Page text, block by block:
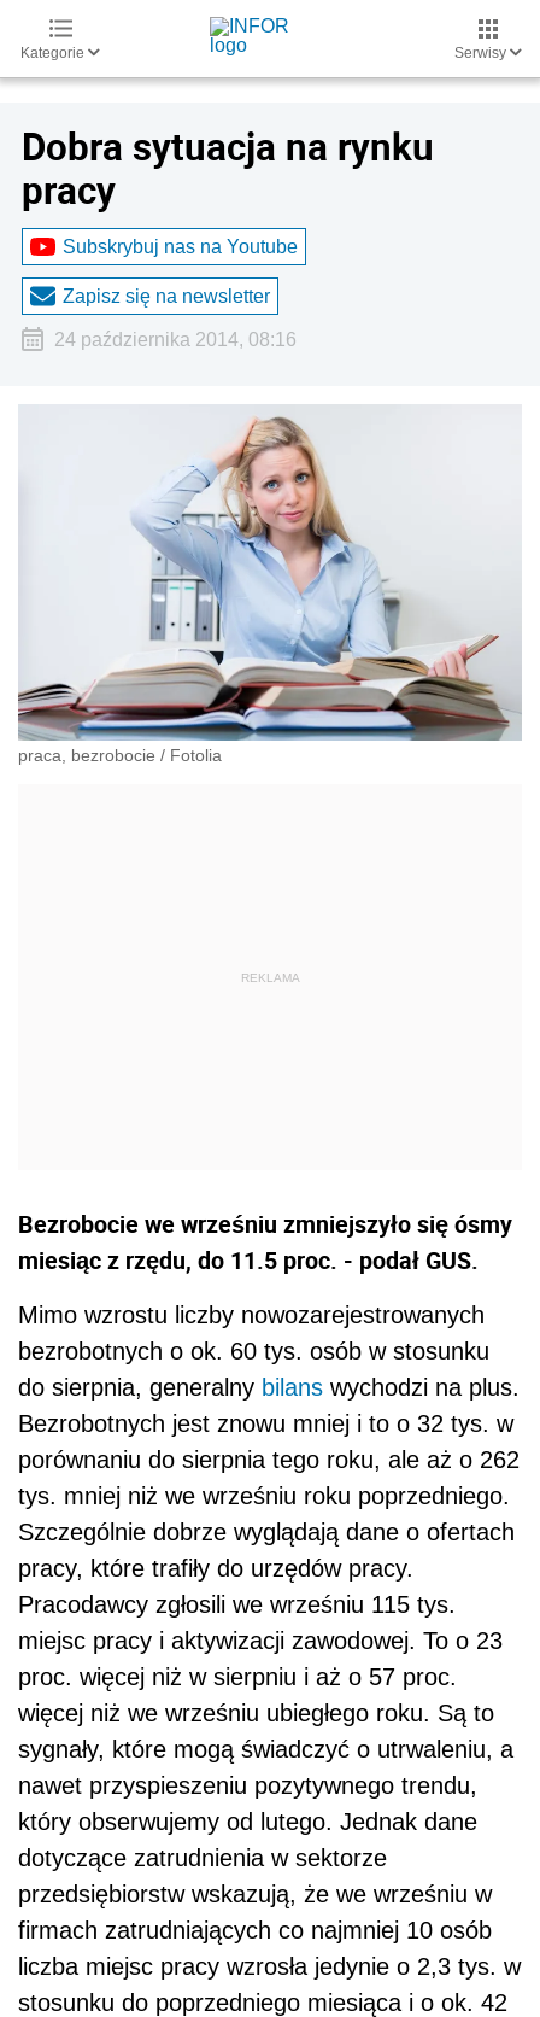
Kategorie Serwisy
Dobra sytuacja na rynku
pracy
Subskrybuj nas na Youtube
Zapisz się na newsletter
24 października 2014, 08:16
praca, bezrobocie / Fotolia
Bezrobocie we wrześniu zmniejszyło się ósmy
miesiąc z rzędu, do 11.5 proc. - podał GUS.
Mimo wzrostu liczby nowozarejestrowanych
bezrobotnych o ok. 60 tys. osób w stosunku
do sierpnia, generalny bilans wychodzi na plus.
Bezrobotnych jest znowu mniej i to o 32 tys. w
porównaniu do sierpnia tego roku, ale aż o 262
tys. mniej niż we wrześniu roku poprzedniego.
Szczególnie dobrze wyglądają dane o ofertach
pracy, które trafiły do urzędów pracy.
Pracodawcy zgłosili we wrześniu 115 tys.
miejsc pracy i aktywizacji zawodowej. To o 23
proc. więcej niż w sierpniu i aż o 57 proc.
więcej niż we wrześniu ubiegłego roku. Są to
sygnały, które mogą świadczyć o utrwaleniu, a
nawet przyspieszeniu pozytywnego trendu,
który obserwujemy od lutego. Jednak dane
dotyczące zatrudnienia w sektorze
przedsiębiorstw wskazują, że we wrześniu w
firmach zatrudniających co najmniej 10 osób
liczba miejsc pracy wzrosła jedynie o 2,3 tys. w
stosunku do poprzedniego miesiąca i o ok. 42